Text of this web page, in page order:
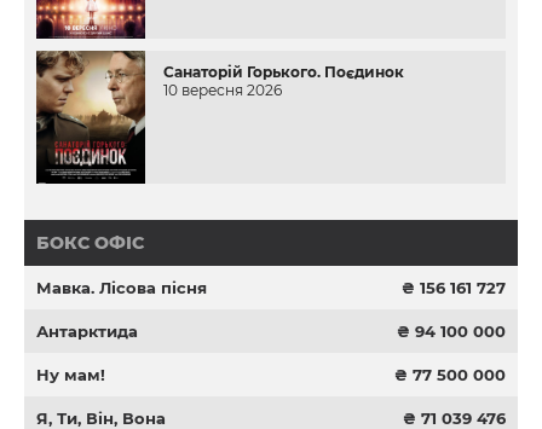
Санаторій Горького. Поєдинок
10 вересня 2026
БОКС ОФІС
Мавка. Лісова пісня ₴ 156 161 727
Антарктида ₴ 94 100 000
Ну мам! ₴ 77 500 000
Я, Ти, Він, Вона ₴ 71 039 476